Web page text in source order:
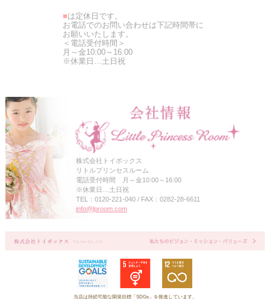
■は定休日です。
お電話でのお問い合わせは下記時間帯に
お願いいたします。
＜電話受付時間＞
月～金10:00～16:00
※休業日…土日祝
株式会社トイボックス
リトルプリンセスルーム
電話受付時間 月～金10:00～16:00
※休業日…土日祝
TEL：0120-221-040 / FAX：0282-28-6611
info@lproom.com
当店は持続可能な開発目標「SDGs」を推進しています。